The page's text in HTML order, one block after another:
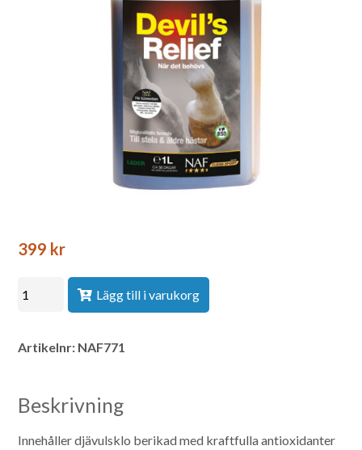
399 kr
Lägg till i varukorg
Artikelnr: NAF771
Beskrivning
Innehåller djävulsklo berikad med kraftfulla antioxidanter